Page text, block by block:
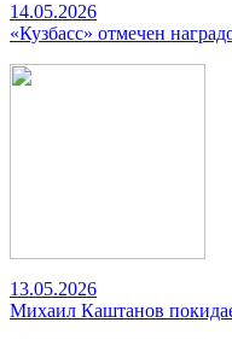
14.05.2026
«Кузбасс» отмечен
13.05.2026
Михаил Каштанов